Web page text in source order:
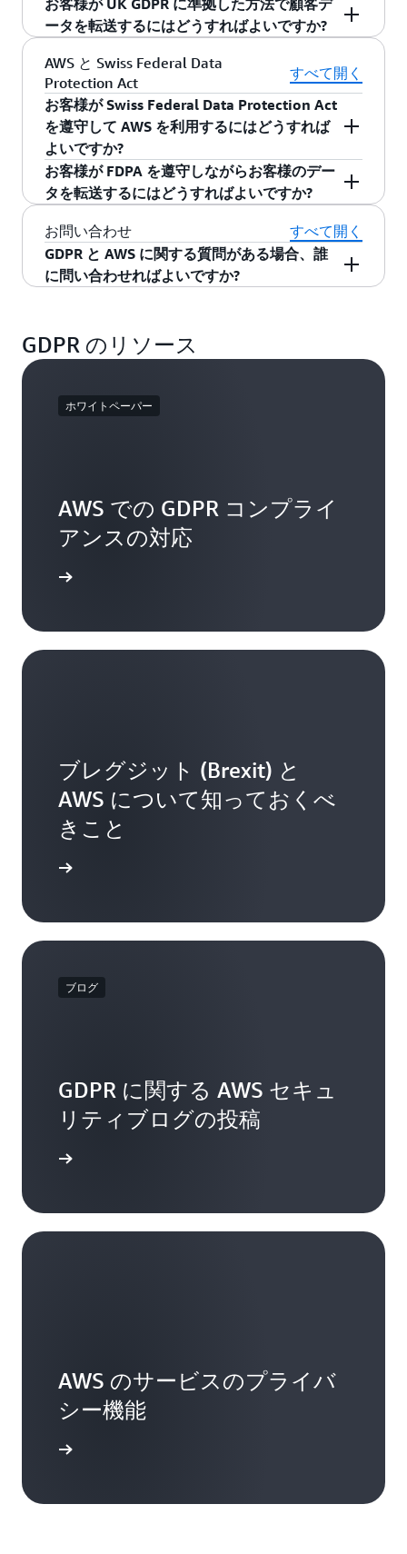
ポートするために AWS がお客様に提供している
AWS クラウドのセキュリティに関するウェブペ
ージをご覧ください。
プリケーションを構築するお客様をサポートす
を公開し、定期的に更新しています。
的に提供されます。次に、Macie は、選択したバ
ケットに機械学習とパターンマッチングの手法
します。
制限されます。
AWS Identity and Access Management (IAM)で
は、AWS のサービスやリソースへのアクセス
をお客様が安全に管理できます。IAM を使用
することで、組織は AWS ユーザーとグルー
プを作成および管理できるだけでなく、許可
を使用して AWS リソースへのアクセスを許
可または拒否することもできます。IAM は、
各 AWS アカウントで追加料金なしで利用で
AWS Multi-Factor Authenticationを使用する
と、AWS アカウントのユーザー名およびパス
ワードの保護を強化できます。AWS では、
ェアデバイスのいずれかを選択できます。
AWS Directory Serviceを使用すると、社内デ
オーバーヘッドを削減し、エンドユーザーエ
態が確保されるよう、事前にパッケージ化さ
れたルールを有効にすることができます。
AWS CloudTrailでは、AWS インフラストラ
アクティビティについての情報のログ記録、
きるようになります。これにより、セキュリ
ティ分析、リソース変更の追跡、トラブルシ
にある機密データを自動的に検出、分類、保
護することにより、お客様がデータを失うこ
とがないようサポートするサービスです。こ
のフルマネージドサービスは、データアクセ
ングし、不正アクセスのリスクや不注意によ
詳細なアラートを生成します。例えば、機密
データへの外部アクセスをお客様が誤って許
Amazon Elastic Block Store、 Amazon S3
Amazon Glacier、Amazon DynamoDB、
Oracle RDS、SQL Server RDS
った、ストレージやデータベースに関する
AWS のサービスで利用可能なデータ暗号化機
能
暗号化キーを AWS が管理するか、またはお
客様がキーを完全に管理できるようにするか
を選択することを可能にする、AWS Key
オプション
Amazon SQSのサーバー側の暗号化 (SSE) を
使用した、機密データ送信向けの暗号化メッ
お客様がコンプライアンスの要件を満たせる
ようにする、AWS CloudHSMを使用した専用
ージ
の API を提供しています。
ースへのアクセスを許可する
多要素認証 (MFA)
Amazon S3 バケット/Amazon SQS/Amazon
SNS のオブジェクトおよびその他への詳細レ
ベルのアクセス
API リクエスト認証
地域制限
AWS Security Token Serviceによる一時的ア
クセストークン
モニタリングとログ記録 : AWS リソースのアクテ
ィビティの概要を確認する
AWS CloudTrailによるコンプライアンス監査
AWS Trusted Advisor
Amazon VPC フローログ によるネットワーク
内のフローに関する詳細情報
AWS Config ルール
の設定チェックとアクション
マネージド型一元キー管理 (AWS リージョン
使用)
VPN-Gateways による AWS への IPsec トンネ
ル
AWS CloudHSM
厳格なコンプライアンスフレームワークとセキ
準拠を示します:
SOC 1、SOC 2 および SOC 3、 PCI DSS レベ
ル 1、
トロールカタログ
ました。
の AWS のコミットメントを組み込んだ、AWS
項を提供しています。 UK GDPR 補遺条項はAWS
サービス規約の一部であり、UK GDPR への準拠
のためのデータ処理契約を必要とするすべての
お客様に自動的に適用されます。
お客様が UK GDPR に準拠した方法で顧客デ
ータを転送するにはどうすればよいですか?
AWS サービス規約の一部である
UK GDPR 補遺
条項には、EC によって採用された SCC と、英国
のデータ保護規制機関 (Information
Commissioners Office) によって発行された国際
的なデータ移転に関する補遺 (IDTA) が含まれて
います。 IDTA は SCC を修正して、SCC が、個
人データのために適切な水準の保護を提供して
第三国) への国際的なデータ移転について、UK
GDPR の下で適切な保護手段となるようにしま
す。UK GDPR 補遺条項は、お客様が AWS のサ
転する場合には、常に SCC (IDTA によって修正
遺条項の一部として、お客様が英国の顧客デー
AWS と Swiss Federal Data
Protection Act
すべて開く
お客様が Swiss Federal Data Protection Act
を遵守して AWS を利用するにはどうすれば
よいですか?
AWS は、 AWS データ処理補遺条項にスイスに関
する補遺(「スイスに関する補遺」) を提供しま
(「FDPA」) に基づくデータ処理者としての
AWS の取り組みが組み込まれています。スイス
に関する補遺はAWS サービス規約
FDPA が適用される場合に自動的に適用されま
お客様が FDPA を遵守しながらお客様のデー
タを転送するにはどうすればよいですか?
補遺条項に対する スイスに関する補遺には (第
1.14.4 条を参照)、欧州委員会によって採択さ
れ、スイス連邦データ保護情報コミッショナー
補遺は、お客様が AWS のサービスを利用して
補遺によって修正されたもの) が自動的に適用さ
お問い合わせ
すべて開く
GDPR と AWS に関する質問がある場合、誰
に問い合わせればよいですか?
ださい。エンタープライズサポートにサインア
ップしているお客様は、テクニカルアカウント
ます。TAM はソリューションアーキテクトと連
て、お客様と APN パートナーに具体的なリソー
スを紹介することもできます。
GDPR のリソース
ホワイトペーパー
AWS での GDPR コンプライ
アンスの対応
ブレグジット (Brexit) と
AWS について知っておくべ
きこと
ブログ
GDPR に関する AWS セキュ
リティブログの投稿
AWS のサービスのプライバ
シー機能